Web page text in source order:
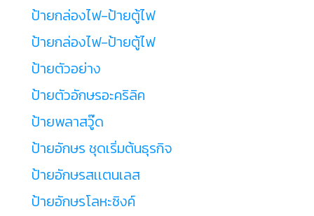
ป้ายกล่องไฟ-ป้ายตู้ไฟ
ป้ายกล่องไฟ-ป้ายตู้ไฟ
ป้ายตัวอย่าง
ป้ายตัวอักษรอะคริลิค
ป้ายพลาสวู๊ด
ป้ายอักษร ชุดเริ่มต้นธุรกิจ
ป้ายอักษรสเเตนเลส
ป้ายอักษรโลหะซิงค์